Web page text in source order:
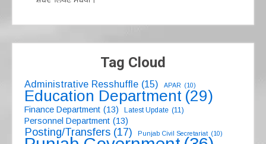
Tag Cloud
Administrative Resshuffle (15) APAR (10)
Education Department (29)
Finance Department (13) Latest Update (11)
Personnel Department (13)
Posting/Transfers (17) Punjab Civil Secretariat (10)